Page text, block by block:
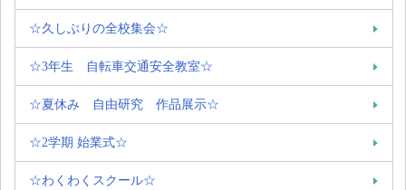
☆久しぶりの全校集会☆
☆3年生 自転車交通安全教室☆
☆夏休み 自由研究 作品展示☆
☆2学期 始業式☆
☆わくわくスクール☆